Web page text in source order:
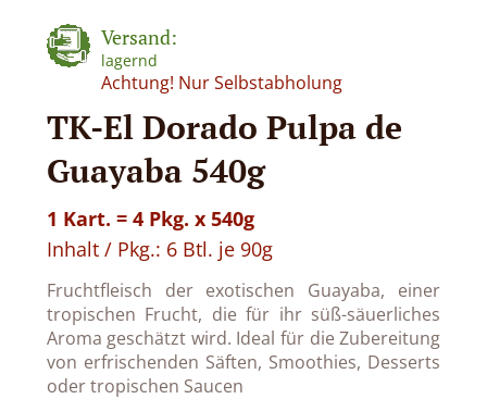
Versand:
lagernd
Achtung! Nur Selbstabholung
TK-El Dorado Pulpa de
Guayaba 540g
1 Kart. = 4 Pkg. x 540g
Inhalt / Pkg.: 6 Btl. je 90g
Fruchtfleisch der exotischen Guayaba, einer
tropischen Frucht, die für ihr süß-säuerliches
Aroma geschätzt wird. Ideal für die Zubereitung
von erfrischenden Säften, Smoothies, Desserts
oder tropischen Saucen